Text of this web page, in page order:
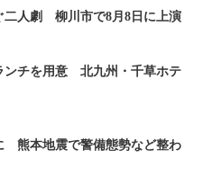
二人劇 柳川市で8月8日に上演
ンチを用意 北九州・千草ホテ
熊本地震で警備態勢など整わ